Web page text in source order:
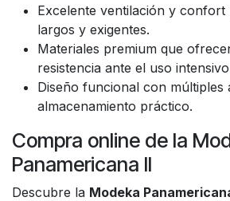
Excelente ventilación y confort
largos y exigentes.
Materiales premium que
resistencia ante el uso
Diseño funcional con múltiples
almacenamiento práctico.
Compra online de la
Panamericana II
Descubre la Modeka